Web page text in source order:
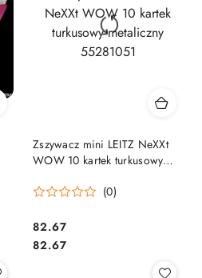
Zszywacz mini LEITZ NeXXt
WOW 10 kartek turkusowy
(0)
Cena:
82.67
Cena:
82.67